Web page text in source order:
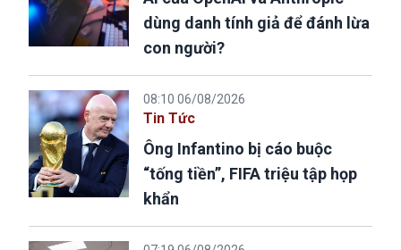
dùng danh tính giả để đánh lừa
con người?
08:10 06/08/2026
Tin Tức
Ông Infantino bị cáo buộc
“tống tiền”, FIFA triệu tập họp
khẩn